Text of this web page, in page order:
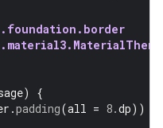
)
{
.padding(all = 8.dp))